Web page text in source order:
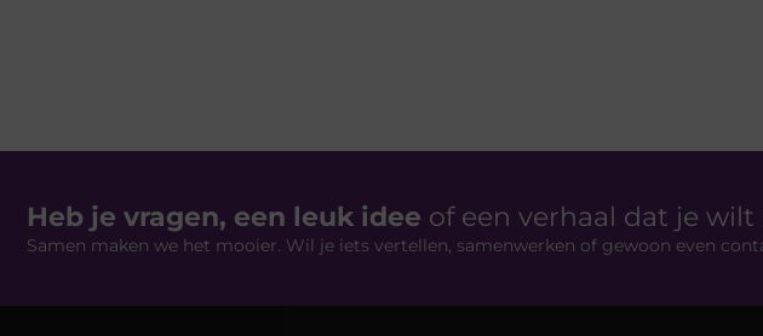
Heb je vragen, een leuk idee of een verhaal dat je wilt
Samen maken we het mooier. Wil je iets vertellen, samenwerken of gewoon even